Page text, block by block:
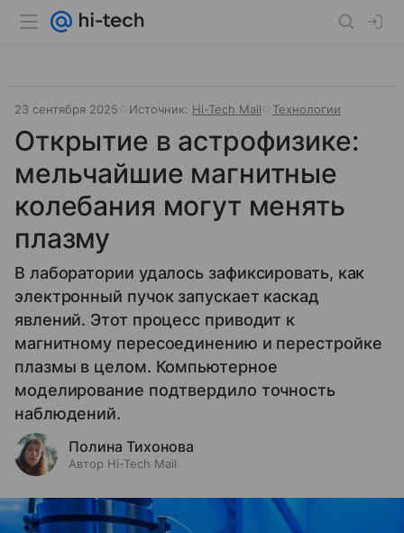
23 сентября 2025 Источник: Hi-Tech Mail Технологии
Открытие в астрофизике:
мельчайшие магнитные
колебания могут менять
плазму
В лаборатории удалось зафиксировать, как
электронный пучок запускает каскад
явлений. Этот процесс приводит к
магнитному пересоединению и перестройке
плазмы в целом. Компьютерное
моделирование подтвердило точность
наблюдений.
Полина Тихонова
Автор Hi-Tech Mail